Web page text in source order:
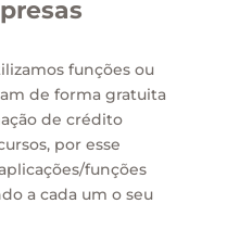
funções ou
de forma gratuita
de crédito
por esse
funções
a cada um o seu